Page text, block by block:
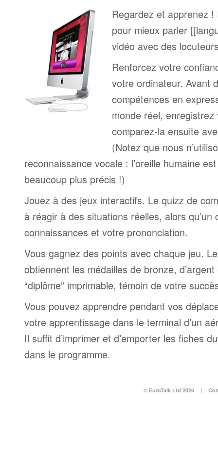
Regardez et apprenez
pour mieux parler
vidéo avec des
Renforcez votre
votre ordinateur. Avant
compétences en
monde réel,
comparez-la ensuite
(Notez que nous
reconnaissance vocale : l’oreille humaine
beaucoup plus précis !)
Jouez à des jeux interactifs. Le quizz de
à réagir à des situations réelles, alors
connaissances et votre prononciation.
Vous gagnez des points avec chaque jeu.
obtiennent les médailles de bronze, d’argent
“diplôme” imprimable, témoin de votre
Vous pouvez apprendre pendant vos
votre apprentissage dans le terminal d’un
Il suffit d’imprimer et d’emporter les fiches
dans le programme.
© EuroTalk Ltd 2026 |